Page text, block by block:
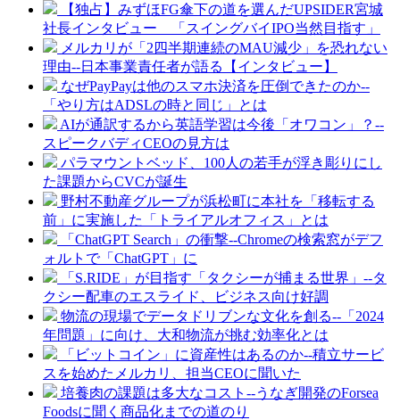
【独占】みずほFG傘下の道を選んだUPSIDER宮城
社長インタビュー 「スイングバイIPO当然目指す」
メルカリが「2四半期連続のMAU減少」を恐れない
理由--日本事業責任者が語る【インタビュー】
なぜPayPayは他のスマホ決済を圧倒できたのか--
「やり方はADSLの時と同じ」とは
AIが通訳するから英語学習は今後「オワコン」？--
スピークバディCEOの見方は
パラマウントベッド、100人の若手が浮き彫りにし
た課題からCVCが誕生
野村不動産グループが浜松町に本社を「移転する
前」に実施した「トライアルオフィス」とは
「ChatGPT Search」の衝撃--Chromeの検索窓がデフ
ォルトで「ChatGPT」に
「S.RIDE」が目指す「タクシーが捕まる世界」--タ
クシー配車のエスライド、ビジネス向け好調
物流の現場でデータドリブンな文化を創る--「2024
年問題」に向け、大和物流が挑む効率化とは
「ビットコイン」に資産性はあるのか--積立サービ
スを始めたメルカリ、担当CEOに聞いた
培養肉の課題は多大なコスト--うなぎ開発のForsea
Foodsに聞く商品化までの道のり